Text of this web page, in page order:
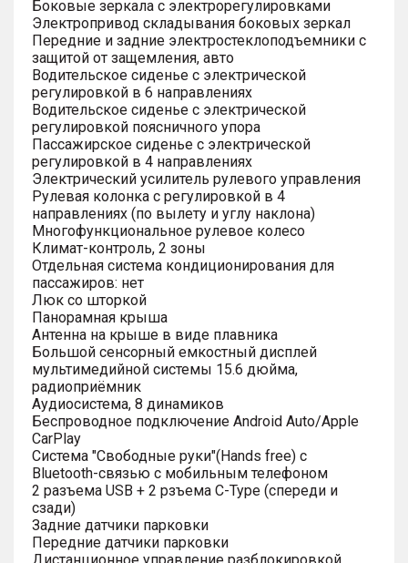
Боковые зеркала с электрорегулировками
Электропривод складывания боковых зеркал
Передние и задние электростеклоподъемники с
защитой от защемления, авто
Водительское сиденье с электрической
регулировкой в 6 направлениях
Водительское сиденье с электрической
регулировкой поясничного упора
Пассажирское сиденье с электрической
регулировкой в 4 направлениях
Электрический усилитель рулевого управления
Рулевая колонка с регулировкой в 4
направлениях (по вылету и углу наклона)
Многофункциональное рулевое колесо
Климат-контроль, 2 зоны
Отдельная система кондиционирования для
пассажиров: нет
Люк со шторкой
Панорамная крыша
Антенна на крыше в виде плавника
Большой сенсорный емкостный дисплей
мультимедийной системы 15.6 дюйма,
радиоприёмник
Аудиосистема, 8 динамиков
Беспроводное подключение Android Auto/Apple
CarPlay
Система "Свободные руки"(Hands free) с
Bluetooth-связью с мобильным телефоном
2 разъема USB + 2 рзъема C-Type (спереди и
сзади)
Задние датчики парковки
Передние датчики парковки
Дистанционное управление разблокировкой